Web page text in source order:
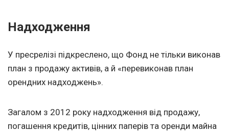
Надходження
У пресрелізі підкреслено, що Фонд не тільки виконав
план з продажу активів, а й «перевиконав план
орендних надходжень».
Загалом з 2012 року надходження від продажу,
погашення кредитів, цінних паперів та оренди майна